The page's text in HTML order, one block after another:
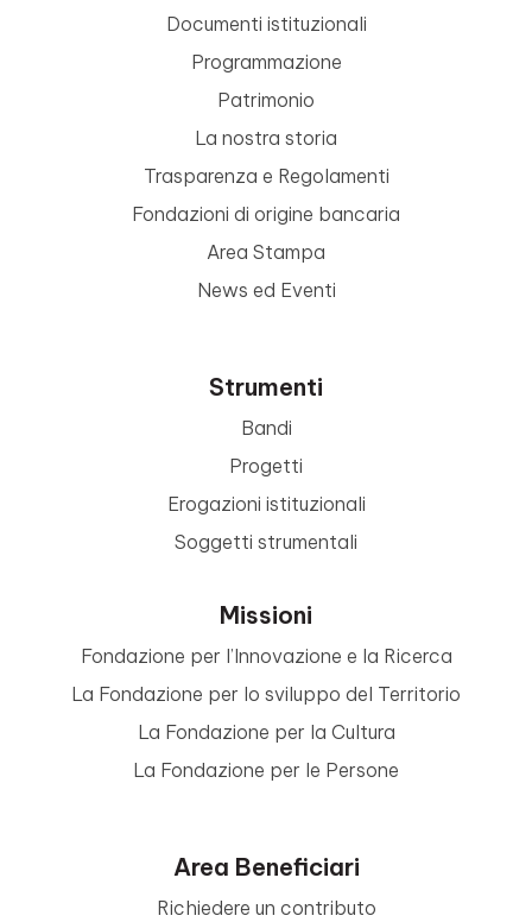
Documenti istituzionali
Programmazione
Patrimonio
La nostra storia
Trasparenza e Regolamenti
Fondazioni di origine bancaria
Area Stampa
News ed Eventi
Strumenti
Bandi
Progetti
Erogazioni istituzionali
Soggetti strumentali
Missioni
Fondazione per l’Innovazione e la Ricerca
La Fondazione per lo sviluppo del Territorio
La Fondazione per la Cultura
La Fondazione per le Persone
Area Beneficiari
Richiedere un contributo